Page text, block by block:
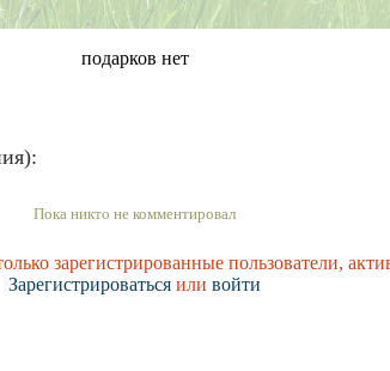
подарков нет
Пока никто не комментировал
зарегистрированные пользователи,
Зарегистрироваться или войти